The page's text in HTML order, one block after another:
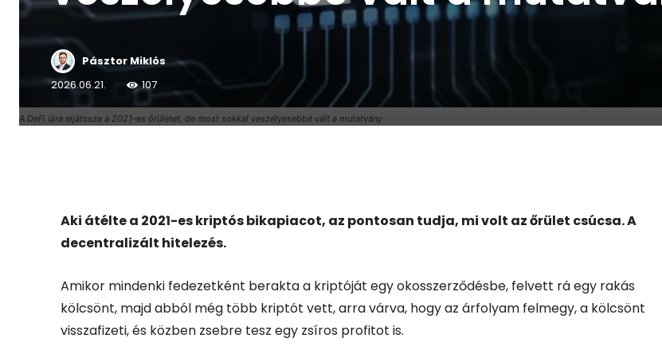
A DeFi újra eljátssza a 2021-es őrületet, de most sokkal veszélyesebbé vált a mutatvány
Pásztor Miklós
2026.06.21.
107
Aki átélte a 2021-es kriptós bikapiacot, az pontosan tudja, mi volt az őrület csúcsa. A
decentralizált hitelezés.
Amikor mindenki fedezetként berakta a kriptóját egy okosszerződésbe, felvett rá egy rakás
kölcsönt, majd abból még több kriptót vett, arra várva, hogy az árfolyam felmegy, a kölcsönt
visszafizeti, és közben zsebre tesz egy zsíros profitot is.